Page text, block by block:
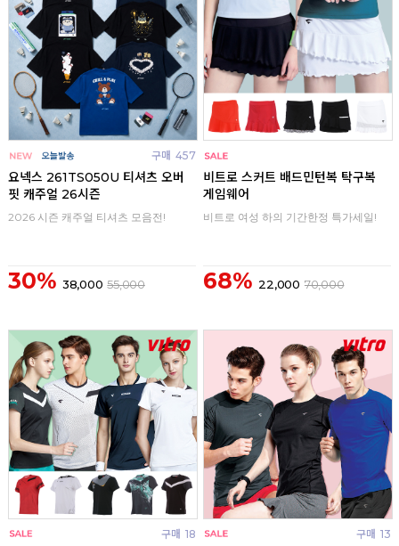
구매 457
요넥스 261TS050U 티셔츠 오버
핏 캐주얼 26시즌
2026 시즌 캐주얼 티셔츠 모음전!
30% 38,000 55,000
비트로 스커트 배드민턴복 탁구복
게임웨어
비트로 여성 하의 기간한정 특가세일!
68% 22,000 70,000
구매 18 구매 13